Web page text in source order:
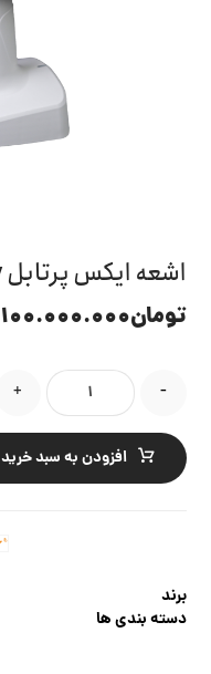
اشعه ایکس پرتابل Youjoy
تومان۱۰۰.۰۰۰.۰۰۰
-
+
افزودن به سبد خرید
برند
دسته بندی ها